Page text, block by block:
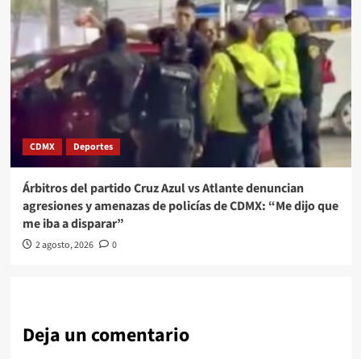
CDMX Deportes
Árbitros del partido Cruz Azul vs Atlante denuncian
agresiones y amenazas de policías de CDMX: “Me dijo que
me iba a disparar”
2 agosto, 2026 0
Deja un comentario